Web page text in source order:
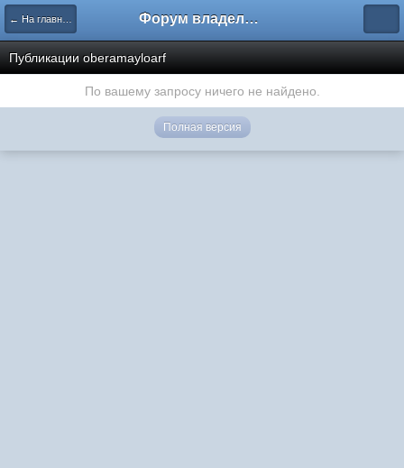
← На главную Форум владельцев интернет-магазинов
Публикации oberamayloarf
По вашему запросу ничего не найдено.
Полная версия